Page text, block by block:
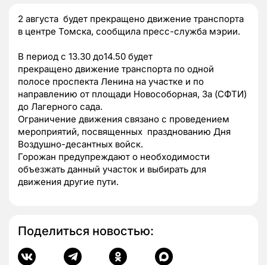
2 августа будет прекращено движение транспорта
в центре Томска, сообщила пресс-служба мэрии.
В период с 13.30 до14.50 будет
прекращено движение транспорта по одной
полосе проспекта Ленина на участке и по
направлению от площади Новособорная, 3а (СФТИ)
до Лагерного сада.
Ограничение движения связано с проведением
мероприятий, посвященных празднованию Дня
Воздушно-десантных войск.
Горожан предупреждают о необходимости
объезжать данный участок и выбирать для
движения другие пути.
Поделиться новостью: